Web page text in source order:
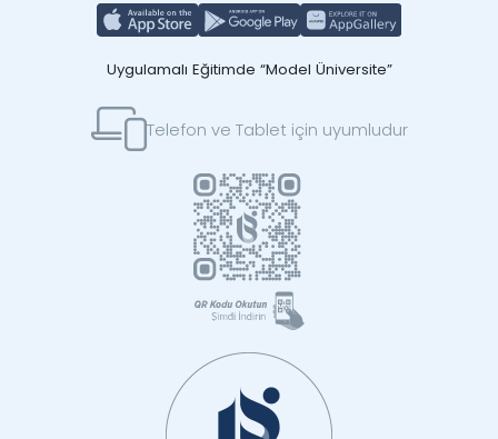
Uygulamalı Eğitimde “Model Üniversite”
Telefon ve Tablet için uyumludur